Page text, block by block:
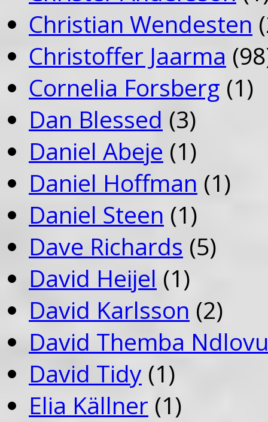
Christian Wendesten
Christoffer Jaarma
Cornelia Forsberg (1)
Dan Blessed (3)
Daniel Abeje (1)
Daniel Hoffman (1)
Daniel Steen (1)
Dave Richards (5)
David Heijel (1)
David Karlsson (2)
David Themba
David Tidy (1)
Elia Källner (1)